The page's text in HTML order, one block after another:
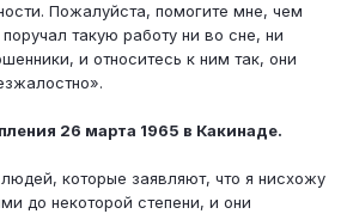
Пожалуйста, помогите мне, чем
такую работу ни во сне, ни
и относитесь к ним так, они
26 марта 1965 в Какинаде.
которые заявляют, что я нисхожу
до некоторой степени, и они